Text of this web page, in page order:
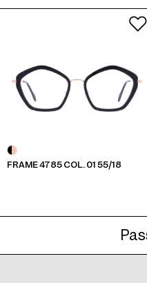
FRAME 4785 COL. 01 55/18
Frame